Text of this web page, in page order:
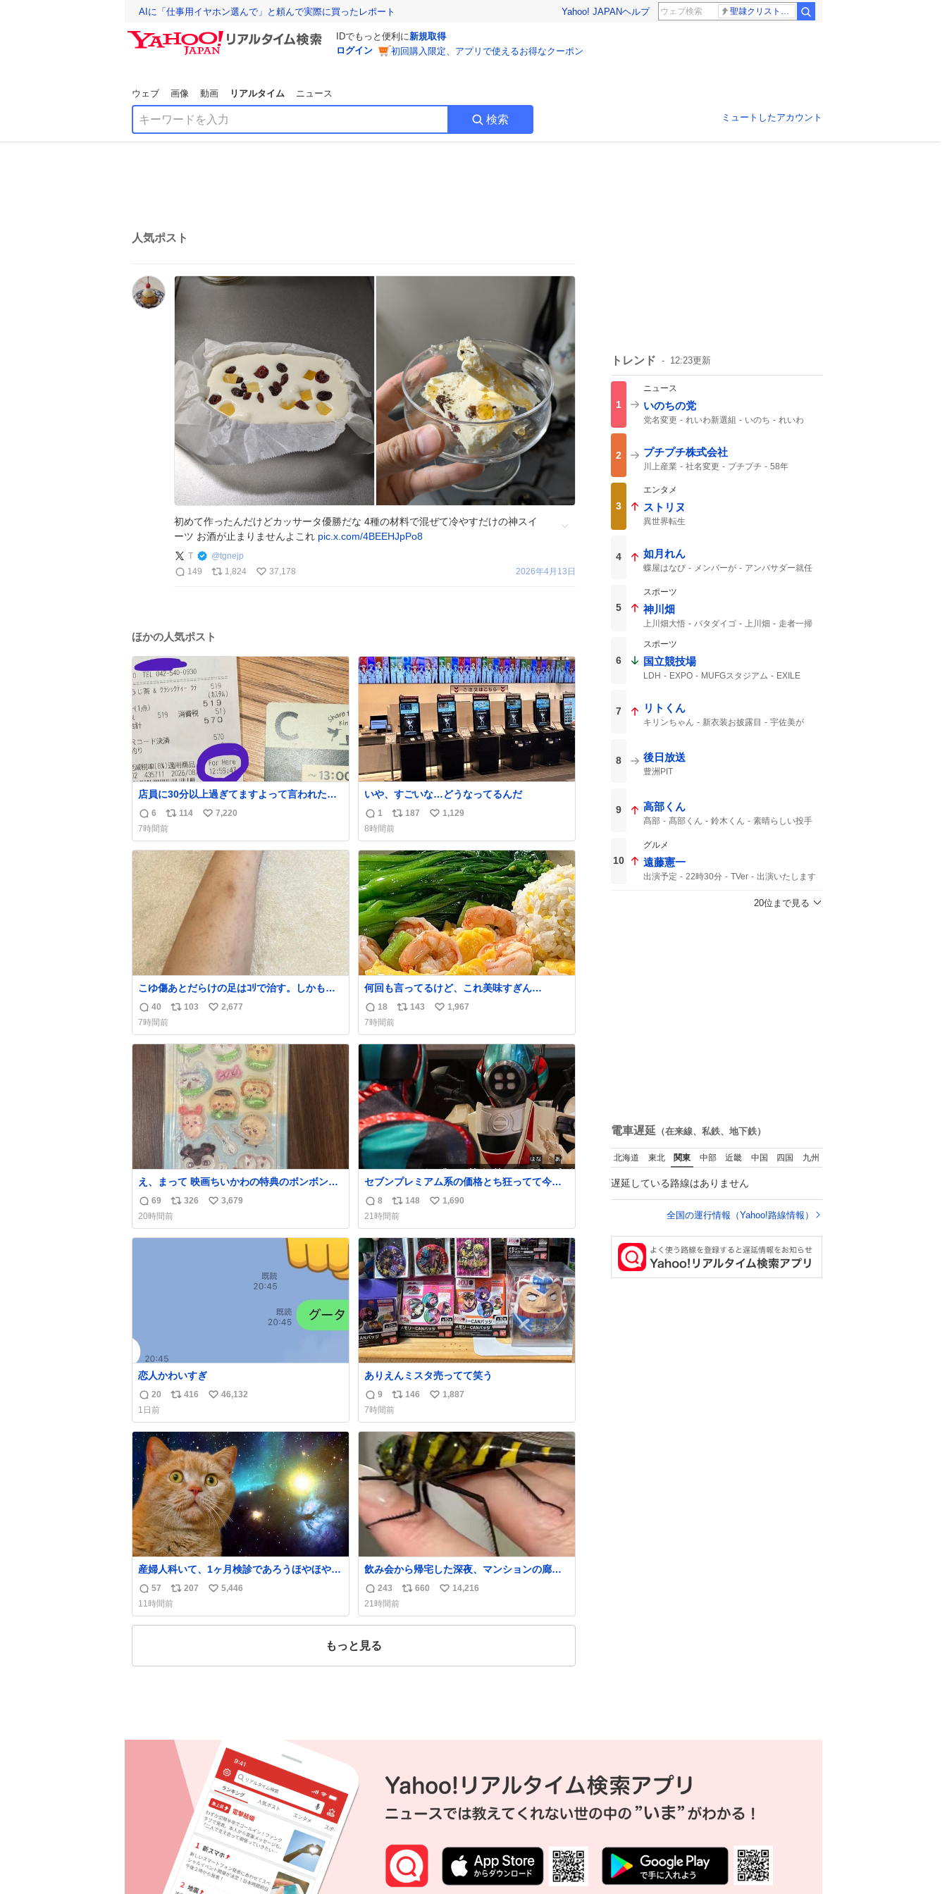
AIに「仕事用イヤホン選んで」と頼んで実際に買ったレポート Yahoo! JAPANヘルプ 聖隷クリストファー高校
IDでもっと便利に新規取得
ログイン
初回購入限定、アプリで使えるお得なクーポン
ウェブ 画像 動画 リアルタイム ニュース
検索 ミュートしたアカウント
人気ポスト
初めて作ったんだけどカッサータ優勝だな 4種の材料で混ぜて冷やすだけの神スイ
ーツ お酒が止まりませんよこれ pic.x.com/4BEEHJpPo8
T @tgnejp
149
1,824 37,178 2026年4月13日
ほかの人気ポスト
店員に30分以上過ぎてますよって言われたん
だけど、なんかヲレ13秒しか滞在許されてな
かったっぽい え？なんで？
返
信
数
6
リ
ポ
ス
ト
数
114
い
ね
数
7,220
7時間前
いや、すごいな…どうなってるんだ
返
信
数
1
リ
ポ
ス
ト
数
187
い
ね
数
1,129
8時間前
こゆ傷あとだらけの足はｺﾘで治す。しかも白
くなる。
返
信
数
40
リ
ス
数
103
い
ね
数
2,677
7時間前
何回も言ってるけど、これ美味すぎん
の！！！低カロリーで満足感エグいから一生
食べてる😭
返
信
数
18
リ
ス
ト
143
い
ね
数
1,967
7時間前
え、まって 映画ちいかわの特典のボンボンド
ロップシール もうメルカリにでてるやん #ち
いかわ
返
信
数
69
リ
ポ
ス
326
い
ね
3,679
20時間前
セブンプレミアム系の価格とち狂ってて今こ
れ
返
信
数
8
リ
ポ
ス
ト
数
148
い
ね
数
1,690
21時間前
恋人かわいすぎ
返
信
数
20
リ
ス
ト
数
416
い
ね
数
46,132
1日前
ありえんミスタ売ってて笑う
返
信
数
9
リ
ポ
ス
ト
数
146
い
ね
数
1,887
7時間前
産婦人科いて、1ヶ月検診であろうほやほや赤
ちゃん👩‍🍼と推定2,3歳の女の子👧🏻をワンオ
ペで連れてるママがいるのだけども 女の子ず
っとママの側から離れない…⁉️ 手を繋がなくて
もうろちょろしないしママが歩いたらピクミ
返
信
数
57
リ
ポ
ス
207
い
ね
5,446
11時間前
飲み会から帰宅した深夜、マンションの廊下
にいらっしゃったオニヤンマ様 まさかこんな
都会でお会いできるなんて思っておらず大興
奮しております かっこよすぎる 指を差し伸べ
ると乗ってきてくれたのでひとまず一緒に帰
いらっしゃるのでしょうか…素敵すぎる
返
信
数
243
リ
ス
660
い
ね
14,216
21時間前
もっと見る
トレンド 12:23更新
1
ニュース
いのちの党
党名変更 れいわ新選組 いのち れいわ
2 プチプチ株式会社
川上産業 社名変更 プチプチ 58年
3
エンタメ
ストリヌ
異世界転生
4 如月れん
蝶屋はなび メンバーが
アンバサダー就任
5
スポーツ
神川畑
上川畑大悟 バタダイゴ 上川畑
走者一掃
6
スポーツ
国立競技場
LDH EXPO MUFGスタジアム
EXILE
7 リトくん
キリンちゃん 新衣装お披露目
宇佐美が
8 後日放送
豊洲PIT
9 高部くん
髙部 髙部くん 鈴木くん
素晴らしい投手
タイムリーエラー
もっと見たかった
10
グルメ
遠藤憲一
出演予定 22時30分 TVer
出演いたします
20位まで見る
電車遅延 （在来線、私鉄、地下鉄）
北海道 東北 関東 中部 近畿 中国 四国 九州
遅延している路線はありません
全国の運行情報（Yahoo!路線情報）